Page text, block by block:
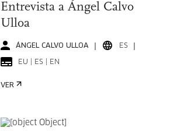
Entrevista a Ángel Calvo
Ulloa
ÁNGEL CALVO ULLOA ES
EU | ES | EN
VER